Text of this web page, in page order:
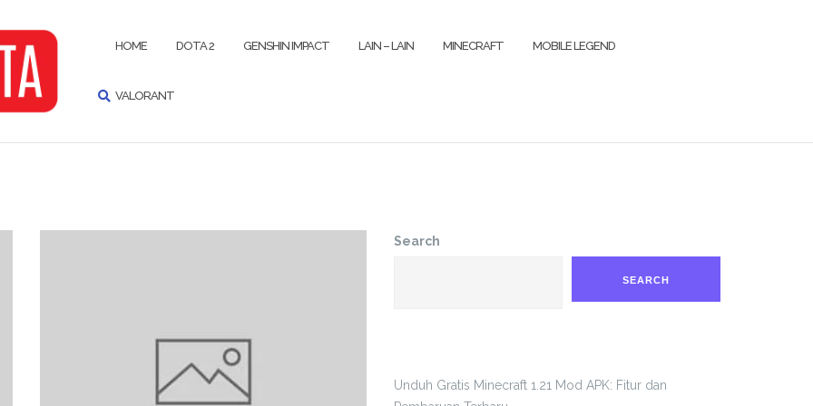
HOME DOTA 2 GENSHIN IMPACT LAIN – LAIN MINECRAFT MOBILE LEGEND
VALORANT
Search
SEARCH
Unduh Gratis Minecraft 1.21 Mod APK: Fitur dan